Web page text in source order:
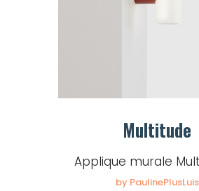
Multitude
Applique murale
by PaulinePlusLuis